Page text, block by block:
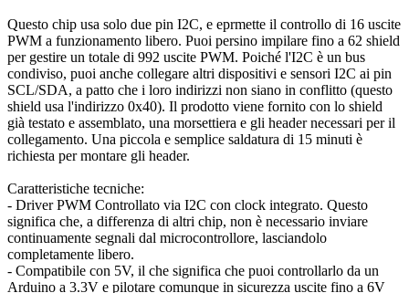
Questo chip usa solo due pin I2C, e eprmette il controllo di 16 uscite
PWM a funzionamento libero. Puoi persino impilare fino a 62 shield
per gestire un totale di 992 uscite PWM. Poiché l'I2C è un bus
condiviso, puoi anche collegare altri dispositivi e sensori I2C ai pin
SCL/SDA, a patto che i loro indirizzi non siano in conflitto (questo
shield usa l'indirizzo 0x40). Il prodotto viene fornito con lo shield
già testato e assemblato, una morsettiera e gli header necessari per il
collegamento. Una piccola e semplice saldatura di 15 minuti è
richiesta per montare gli header.
Caratteristiche tecniche:
- Driver PWM Controllato via I2C con clock integrato. Questo
significa che, a differenza di altri chip, non è necessario inviare
continuamente segnali dal microcontrollore, lasciandolo
completamente libero.
- Compatibile con 5V, il che significa che puoi controllarlo da un
Arduino a 3.3V e pilotare comunque in sicurezza uscite fino a 6V